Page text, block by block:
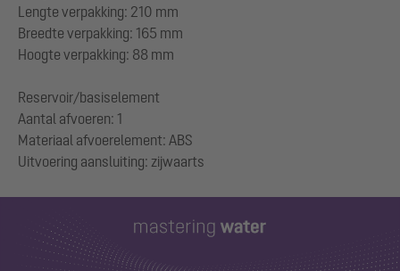
Lengte verpakking: 210 mm
Breedte verpakking: 165 mm
Hoogte verpakking: 88 mm
Reservoir/basiselement
Aantal afvoeren: 1
Materiaal afvoerelement: ABS